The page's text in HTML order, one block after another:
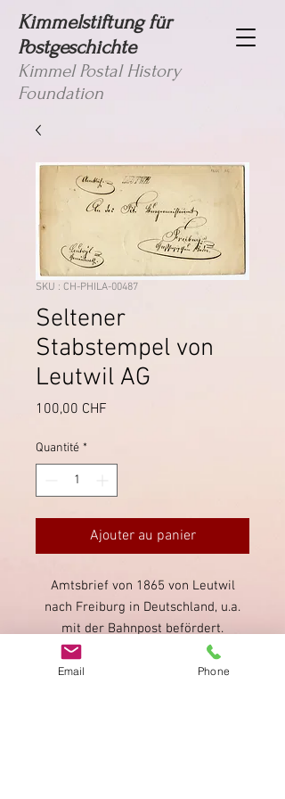
Kimmelstiftung für
Postgeschichte
Kimmel Postal History
Foundation
SKU : CH-PHILA-00487
Seltener
Stabstempel von
Leutwil AG
100,00 CHF
Quantité *
Ajouter au panier
Amtsbrief von 1865 von Leutwil
nach Freiburg in Deutschland, u.a.
mit der Bahnpost befördert.
Mehrere rückseitige Stempel von
Lenzburg, Grenzstempel Schweiz-
Email Phone